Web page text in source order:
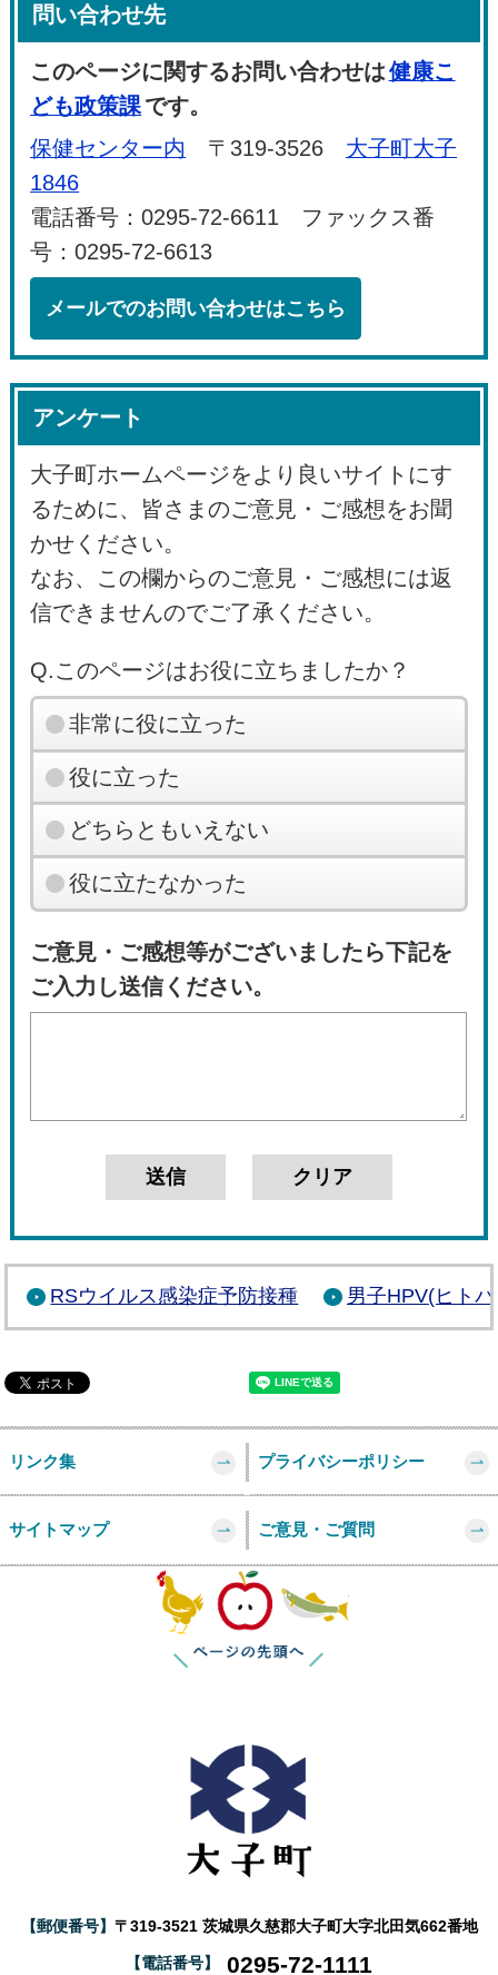
問い合わせ先
このページに関するお問い合わせは健康こ
ども政策課です。
保健センター内 〒319-3526 大子町大子
1846
電話番号：0295-72-6611 ファックス番
号：0295-72-6613
メールでのお問い合わせはこちら
アンケート
大子町ホームページをより良いサイトにす
るために、皆さまのご意見・ご感想をお聞
かせください。
なお、この欄からのご意見・ご感想には返
信できませんのでご了承ください。
Q.このページはお役に立ちましたか？
非常に役に立った
役に立った
どちらともいえない
役に立たなかった
ご意見・ご感想等がございましたら下記を
ご入力し送信ください。
RSウイルス感染症予防接種 男子HPV(ヒト
リンク集 プライバシーポリシー
サイトマップ ご意見・ご質問
【郵便番号】 〒319-3521 茨城県久慈郡大子町大字北田気662番地
【電話番号】 0295-72-1111